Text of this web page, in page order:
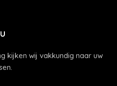
kijken wij vakkundig naar uw